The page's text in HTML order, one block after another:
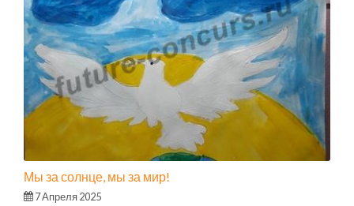
Мы за солнце, мы за мир!
7 Апреля 2025